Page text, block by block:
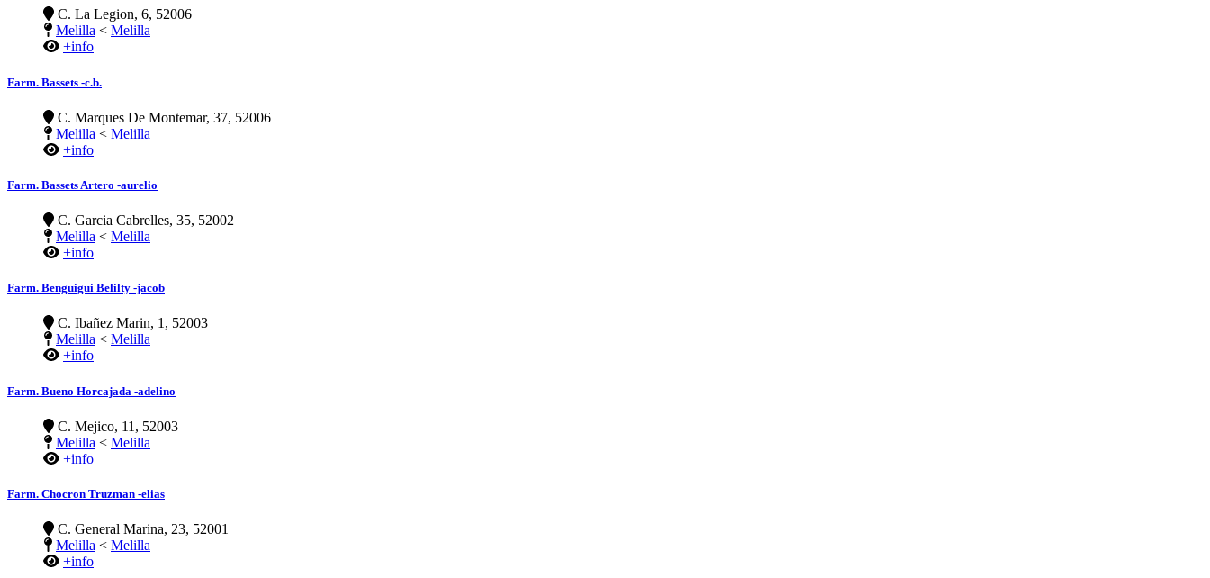
C. La Legion, 6, 52006
Melilla < Melilla
+info
Farm. Bassets -c.b.
C. Marques De Montemar, 37, 52006
Melilla < Melilla
+info
Farm. Bassets Artero -aurelio
C. Garcia Cabrelles, 35, 52002
Melilla < Melilla
+info
Farm. Benguigui Belilty -jacob
C. Ibañez Marin, 1, 52003
Melilla < Melilla
+info
Farm. Bueno Horcajada -adelino
C. Mejico, 11, 52003
Melilla < Melilla
+info
Farm. Chocron Truzman -elias
C. General Marina, 23, 52001
Melilla < Melilla
+info